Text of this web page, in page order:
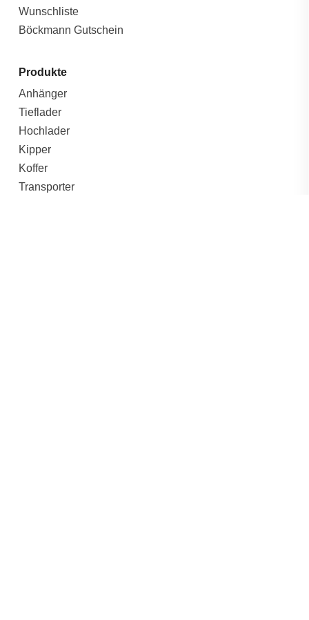
Wunschliste
Böckmann Gutschein
Produkte
Anhänger
Tieflader
Hochlader
Kipper
Koffer
Transporter